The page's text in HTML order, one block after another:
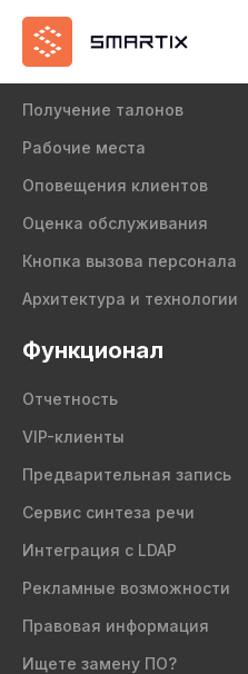
Продукт
Получение талонов
Рабочие места
Оповещения клиентов
Оценка обслуживания
Кнопка вызова персонала
Архитектура и технологии
Функционал
Отчетность
VIP-клиенты
Предварительная запись
Сервис синтеза речи
Интеграция с LDAP
Рекламные возможности
Правовая информация
Ищете замену ПО?